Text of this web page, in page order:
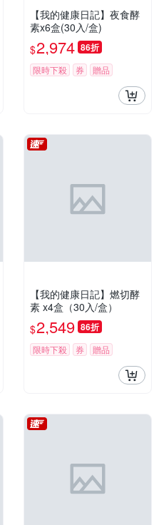
【我的健康日記】夜食酵
素x6盒(30入/盒)
$2,974 86折
限時下殺 券 贈品
【我的健康日記】燃切酵
素 x4盒（30入/盒）
$2,549 86折
限時下殺 券 贈品